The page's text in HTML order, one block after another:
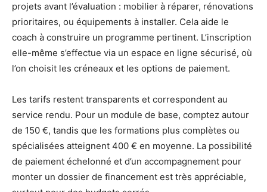
projets avant l’évaluation : mobilier à réparer, rénovations
prioritaires, ou équipements à installer. Cela aide le
coach à construire un programme pertinent. L’inscription
elle-même s’effectue via un espace en ligne sécurisé, où
l’on choisit les créneaux et les options de paiement.
Les tarifs restent transparents et correspondent au
service rendu. Pour un module de base, comptez autour
de 150 €, tandis que les formations plus complètes ou
spécialisées atteignent 400 € en moyenne. La possibilité
de paiement échelonné et d’un accompagnement pour
monter un dossier de financement est très appréciable,